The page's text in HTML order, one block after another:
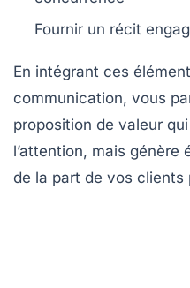
Fournir un récit
En intégrant ces
communication, vous
proposition de valeur
l’attention, mais génère
de la part de vos clients